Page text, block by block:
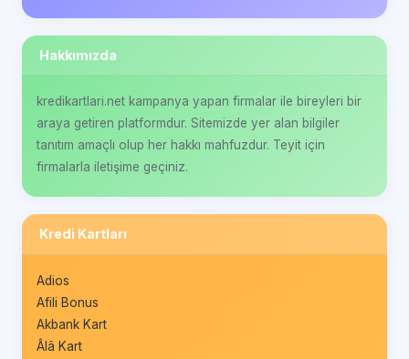
Hakkımızda
kredikartlari.net kampanya yapan firmalar ile bireyleri bir
araya getiren platformdur. Sitemizde yer alan bilgiler
tanıtım amaçlı olup her hakkı mahfuzdur. Teyit için
firmalarla iletişime geçiniz.
Kredi Kartları
Adios
Afili Bonus
Akbank Kart
Âlâ Kart